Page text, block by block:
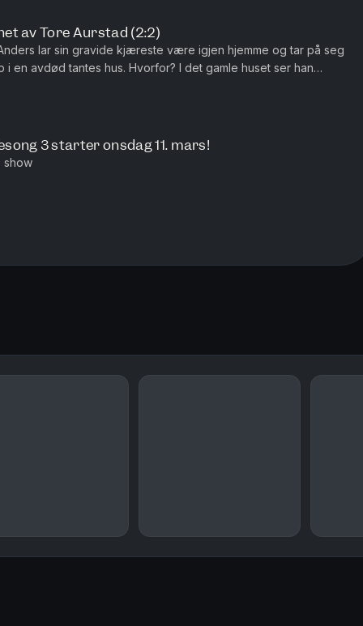
av Tore Aurstad (2:2)
lar sin gravide kjæreste være igjen hjemme og tar på seg
i en avdød tantes hus. Hvorfor? I det gamle huset ser han
hennes, den fra 80-tallet, og det er noe my...
3 starter onsdag 11. mars!
show